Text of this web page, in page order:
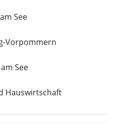
See
Vorpommern
See
Hauswirtschaft